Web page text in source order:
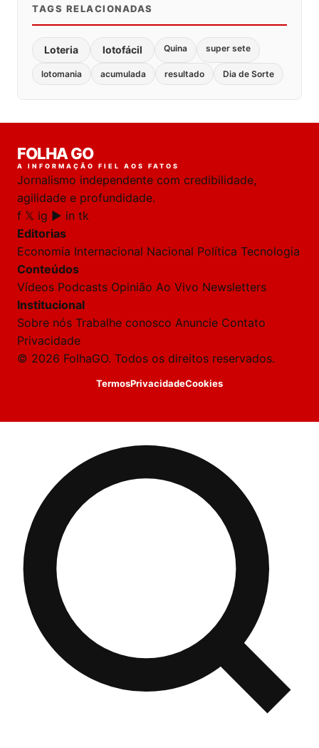
TAGS RELACIONADAS
Loteria lotofácil Quina super sete
lotomania acumulada resultado Dia de Sorte
FOLHA GO
A INFORMAÇÃO FIEL AOS FATOS
Jornalismo independente com credibilidade,
agilidade e profundidade.
f 𝕏 ig ▶ in tk
Editorias
Economia Internacional Nacional Política Tecnologia
Conteúdos
Vídeos Podcasts Opinião Ao Vivo Newsletters
Institucional
Sobre nós Trabalhe conosco Anuncie Contato
Privacidade
© 2026 FolhaGO. Todos os direitos reservados.
TermosPrivacidadeCookies